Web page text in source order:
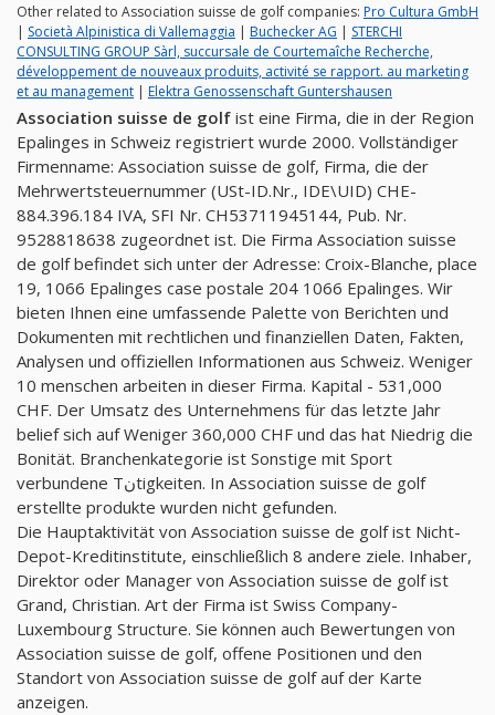
Other related to Association suisse de golf companies: Pro Cultura GmbH
| Società Alpinistica di Vallemaggia | Buchecker AG | STERCHI
CONSULTING GROUP Sàrl, succursale de Courtemaîche Recherche,
développement de nouveaux produits, activité se rapport. au marketing
et au management | Elektra Genossenschaft Guntershausen
Association suisse de golf ist eine Firma, die in der Region
Epalinges in Schweiz registriert wurde 2000. Vollständiger
Firmenname: Association suisse de golf, Firma, die der
Mehrwertsteuernummer (USt-ID.Nr., IDE\UID) CHE-
884.396.184 IVA, SFI Nr. CH53711945144, Pub. Nr.
9528818638 zugeordnet ist. Die Firma Association suisse
de golf befindet sich unter der Adresse: Croix-Blanche, place
19, 1066 Epalinges case postale 204 1066 Epalinges. Wir
bieten Ihnen eine umfassende Palette von Berichten und
Dokumenten mit rechtlichen und finanziellen Daten, Fakten,
Analysen und offiziellen Informationen aus Schweiz. Weniger
10 menschen arbeiten in dieser Firma. Kapital - 531,000
CHF. Der Umsatz des Unternehmens für das letzte Jahr
belief sich auf Weniger 360,000 CHF und das hat Niedrig die
Bonität. Branchenkategorie ist Sonstige mit Sport
verbundene Tنtigkeiten. In Association suisse de golf
erstellte produkte wurden nicht gefunden.
Die Hauptaktivität von Association suisse de golf ist Nicht-
Depot-Kreditinstitute, einschließlich 8 andere ziele. Inhaber,
Direktor oder Manager von Association suisse de golf ist
Grand, Christian. Art der Firma ist Swiss Company-
Luxembourg Structure. Sie können auch Bewertungen von
Association suisse de golf, offene Positionen und den
Standort von Association suisse de golf auf der Karte
anzeigen.